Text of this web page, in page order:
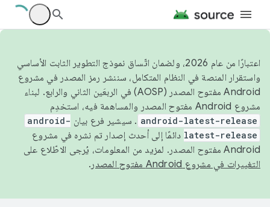
اعتبارًا من عام 2026، ولضمان اتّساق نموذج التطوير الثابت الأساسي
واستقرار المنصة في النظام المتكامل، سننشر رمز المصدر في مشروع
Android مفتوح المصدر (AOSP) في الربعَين الثاني والرابع. لبناء
مشروع Android مفتوح المصدر والمساهمة فيه، استخدِم
android-latest-release . سيشير فرع بيان android-
latest-release دائمًا إلى أحدث إصدار تم نشره في مشروع
Android مفتوح المصدر. لمزيد من المعلومات، يُرجى الاطّلاع على
التغييرات في مشروع Android مفتوح المصدر
.